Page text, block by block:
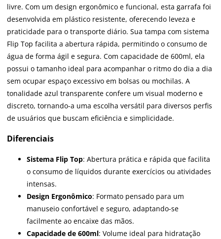
livre. Com um design ergonômico e funcional, esta garrafa foi
desenvolvida em plástico resistente, oferecendo leveza e
praticidade para o transporte diário. Sua tampa com sistema
Flip Top facilita a abertura rápida, permitindo o consumo de
água de forma ágil e segura. Com capacidade de 600ml, ela
possui o tamanho ideal para acompanhar o ritmo do dia a dia
sem ocupar espaço excessivo em bolsas ou mochilas. A
tonalidade azul transparente confere um visual moderno e
discreto, tornando-a uma escolha versátil para diversos perfis
de usuários que buscam eficiência e simplicidade.
Diferenciais
Sistema Flip Top: Abertura prática e rápida que facilita
o consumo de líquidos durante exercícios ou atividades
intensas.
Design Ergonômico: Formato pensado para um
manuseio confortável e seguro, adaptando-se
facilmente ao encaixe das mãos.
Capacidade de 600ml: Volume ideal para hidratação